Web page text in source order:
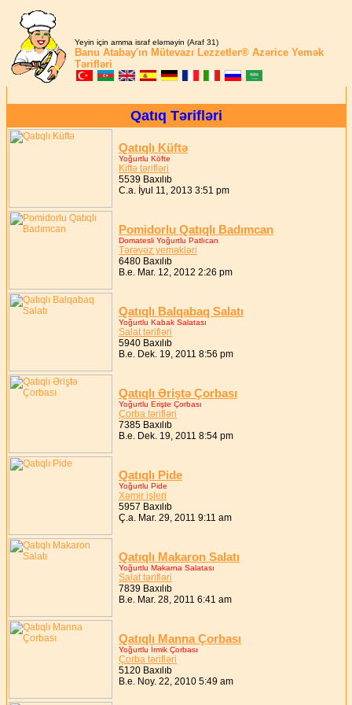
Yeyin için amma israf eləməyin (Araf 31)
Banu Atabay'ın Mütevazı Lezzetler® Azərice Yemək
Tərifləri
Qatıq Tərifləri
Qatıqlı Küftə
Yoğurtlu Köfte
Kiftə tərifləri
5539 Baxılıb
C.a. İyul 11, 2013 3:51 pm
Pomidorlu Qatıqlı Badımcan
Domatesli Yoğurtlu Patlıcan
Tərəvəz yeməkləri
6480 Baxılıb
B.e. Mar. 12, 2012 2:26 pm
Qatıqlı Balqabaq Salatı
Yoğurtlu Kabak Salatası
Salat tərifləri
5940 Baxılıb
B.e. Dek. 19, 2011 8:56 pm
Qatıqlı Əriştə Çorbası
Yoğurtlu Erişte Çorbası
Çorba tərifləri
7385 Baxılıb
B.e. Dek. 19, 2011 8:54 pm
Qatıqlı Pide
Yoğurtlu Pide
Xəmir işleri
5957 Baxılıb
Ç.a. Mar. 29, 2011 9:11 am
Qatıqlı Makaron Salatı
Yoğurtlu Makarna Salatası
Salat tərifləri
7839 Baxılıb
B.e. Mar. 28, 2011 6:41 am
Qatıqlı Manna Çorbası
Yoğurtlu İrmik Çorbası
Çorba tərifləri
5120 Baxılıb
B.e. Noy. 22, 2010 5:49 am